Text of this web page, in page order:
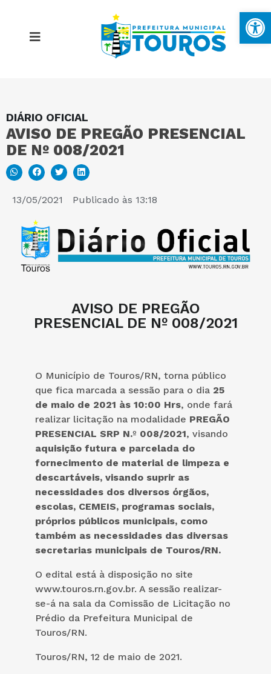
DIÁRIO OFICIAL
AVISO DE PREGÃO PRESENCIAL
DE Nº 008/2021
13/05/2021 Publicado às 13:18
AVISO DE PREGÃO
PRESENCIAL DE Nº 008/2021
O Município de Touros/RN, torna público
que fica marcada a sessão para o dia 25
de maio de 2021 às 10:00 Hrs, onde fará
realizar licitação na modalidade PREGÃO
PRESENCIAL SRP N.º 008/2021, visando
aquisição futura e parcelada do
fornecimento de material de limpeza e
descartáveis, visando suprir as
necessidades dos diversos órgãos,
escolas, CEMEIS, programas sociais,
próprios públicos municipais, como
também as necessidades das diversas
secretarias municipais de Touros/RN.
O edital está à disposição no site
www.touros.rn.gov.br. A sessão realizar-
se-á na sala da Comissão de Licitação no
Prédio da Prefeitura Municipal de
Touros/RN.
Touros/RN, 12 de maio de 2021.
MAPA DO SITE
PORTAL DA TRANSPARÊNCIA
E-SIC
PERGUNTAS FREQUENTES